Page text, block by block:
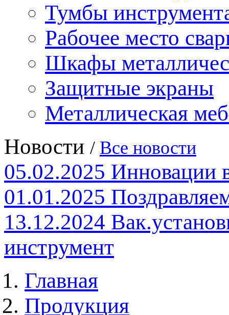
Тумбы
Рабочее место
Шкафы
Защитные экраны
Металлическая
Новости / Все новости
05.02.2025 Инновации
01.01.2025
13.12.2024
инструмент
Главная
Продукция